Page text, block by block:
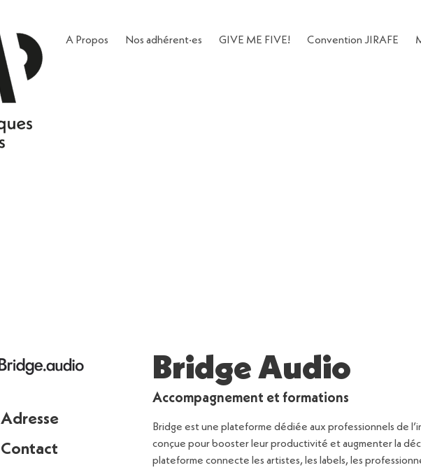
A Propos Nos adhérent·es GIVE ME FIVE! Convention JIRAFE
Adresse
Contact
Bridge Audio
Accompagnement et formations
Bridge est une plateforme dédiée aux professionnels de
conçue pour booster leur productivité et augmenter la
plateforme connecte les artistes, les labels, les